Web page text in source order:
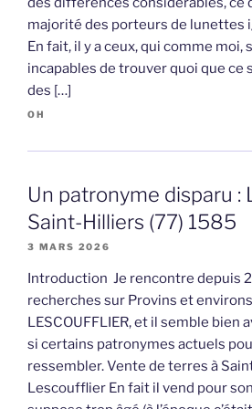
majorité des porteurs de lunettes
En fait, il y a ceux, qui comme
incapables de trouver quoi que ce
des […]
OH
Un patronyme disparu :
Saint-Hilliers (77) 1585
3 MARS 2026
Introduction Je rencontre depuis
recherches sur Provins et
LESCOUFFLIER, et il semble bien
si certains patronymes actuels
ressembler. Vente de terres à
Lescoufflier En fait il vend pour